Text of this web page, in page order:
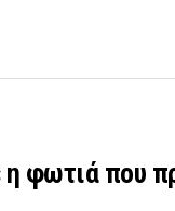
φωτιά που